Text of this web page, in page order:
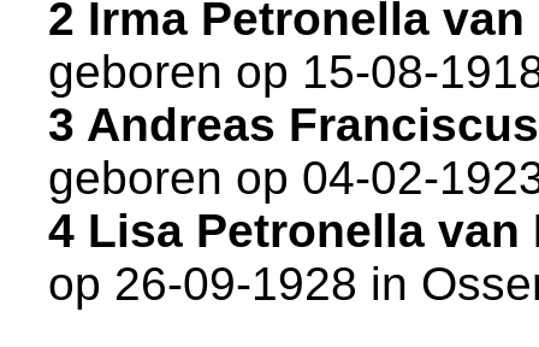
2 Irma Petronella van
geboren op 15-08-
3 Andreas
geboren op 04-02-
4 Lisa Petronella van
op 26-09-1928 in